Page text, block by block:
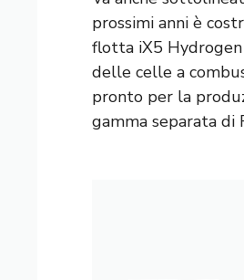
prossimi anni è
flotta iX5
delle celle a
pronto per la
gamma separata di